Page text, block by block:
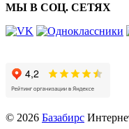
МЫ В СОЦ. СЕТЯХ
© 2026 Базабирс